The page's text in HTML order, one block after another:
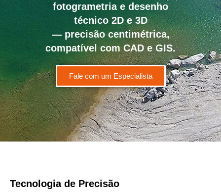
fotogrametria e desenho
técnico 2D e 3D
— precisão centimétrica,
compatível com CAD e GIS.
Fale com um Especialista
Tecnologia de Precisão